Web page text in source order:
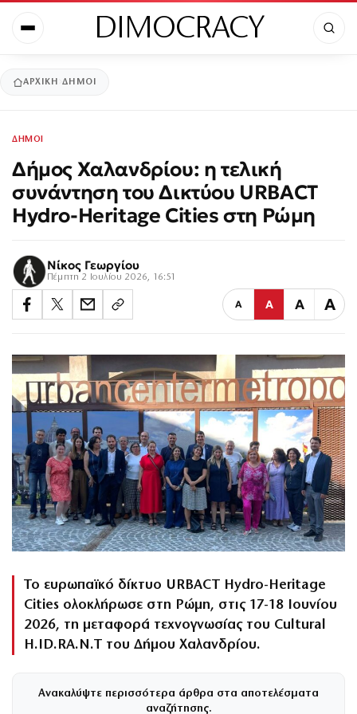
DIMOCRACY
ΑΡΧΙΚΉ ΔΗΜΟΙ
ΔΗΜΟΙ
Δήμος Χαλανδρίου: η τελική
συνάντηση του Δικτύου URBACT
Hydro-Heritage Cities στη Ρώμη
Νίκος Γεωργίου
Πέμπτη 2 Ιουλίου 2026, 16:51
Α Α Α Α
Το ευρωπαϊκό δίκτυο URBACT Hydro-Heritage
Cities ολοκλήρωσε στη Ρώμη, στις 17-18 Ιουνίου
2026, τη μεταφορά τεχνογνωσίας του Cultural
H.ID.RA.N.T του Δήμου Χαλανδρίου.
Ανακαλύψτε περισσότερα άρθρα στα αποτελέσματα
αναζήτησης.